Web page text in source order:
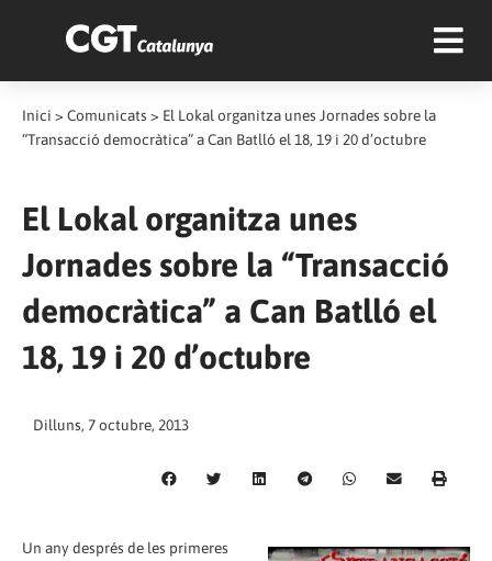
Inici > Comunicats > El Lokal organitza unes Jornades sobre la
“Transacció democràtica” a Can Batlló el 18, 19 i 20 d’octubre
El Lokal organitza unes
Jornades sobre la “Transacció
democràtica” a Can Batlló el
18, 19 i 20 d’octubre
Dilluns, 7 octubre, 2013
Un any després de les primeres